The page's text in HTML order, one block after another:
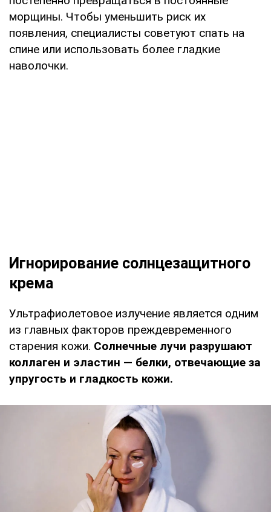
морщины. Чтобы уменьшить риск их
появления, специалисты советуют спать на
спине или использовать более гладкие
наволочки.
Игнорирование солнцезащитного
крема
Ультрафиолетовое излучение является одним
из главных факторов преждевременного
старения кожи. Солнечные лучи разрушают
коллаген и эластин — белки, отвечающие за
упругость и гладкость кожи.